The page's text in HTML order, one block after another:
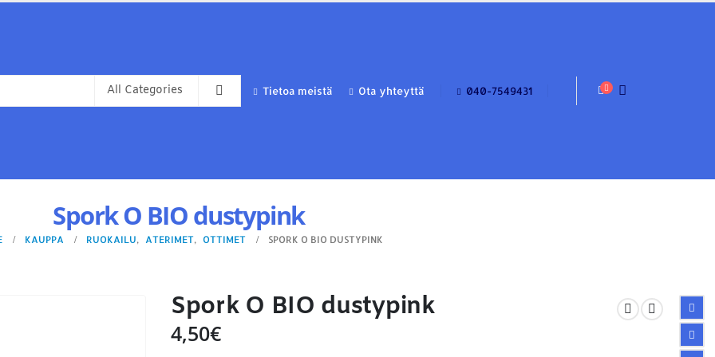
Tietoa meistä Ota yhteyttä 040-7549431
Spork O BIO dustypink
KAUPPA RUOKAILU, ATERIMET, OTTIMET SPORK O BIO DUSTYPINK
Spork O BIO dustypink
4,50€